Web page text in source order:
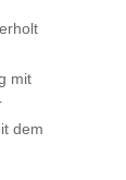
mit
dem